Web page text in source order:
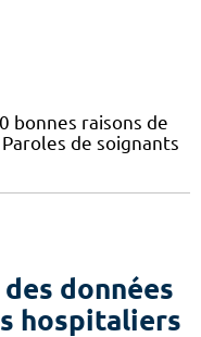
bonnes raisons de
de soignants
données
hospitaliers